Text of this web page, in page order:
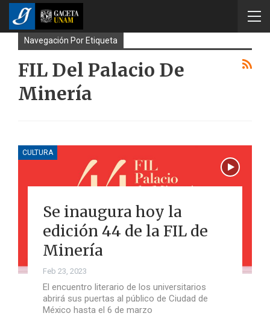
Navegación Por Etiqueta
FIL Del Palacio De
Minería
CULTURA
Se inaugura hoy la
edición 44 de la FIL de
Minería
Feb 23, 2023
El encuentro literario de los universitarios
abrirá sus puertas al público de Ciudad de
México hasta el 6 de marzo